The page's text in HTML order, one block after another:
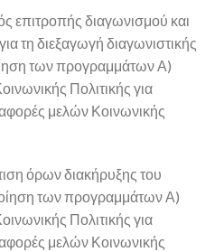
επιτροπής διαγωνισμού και
τη διεξαγωγή διαγωνιστικής
των προγραμμάτων Α)
Πολιτικής για
μελών Κοινωνικής
όρων διακήρυξης του
των προγραμμάτων Α)
Πολιτικής για
μελών Κοινωνικής